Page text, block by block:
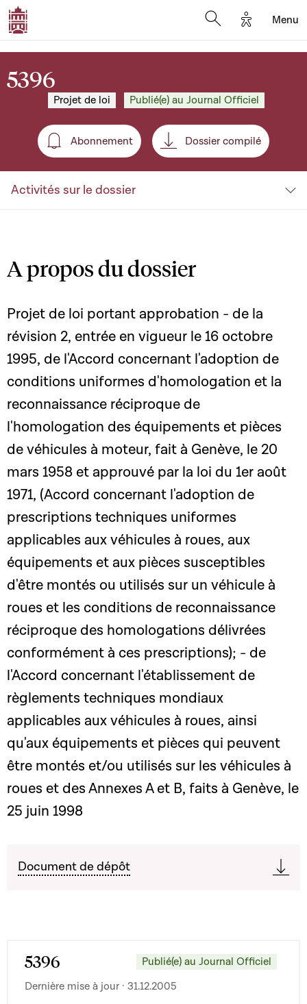
Options
Menu
5396
Projet de loi Publié(e) au Journal Officiel
Abonnement
Abonnement Dossier compilé
Activités sur le dossier
A propos du dossier
Projet de loi portant approbation - de la
révision 2, entrée en vigueur le 16 octobre
1995, de l'Accord concernant l'adoption de
conditions uniformes d'homologation et la
reconnaissance réciproque de
l'homologation des équipements et pièces
de véhicules à moteur, fait à Genève, le 20
mars 1958 et approuvé par la loi du 1er août
1971, (Accord concernant l'adoption de
prescriptions techniques uniformes
applicables aux véhicules à roues, aux
équipements et aux pièces susceptibles
d'être montés ou utilisés sur un véhicule à
roues et les conditions de reconnaissance
réciproque des homologations délivrées
conformément à ces prescriptions); - de
l'Accord concernant l'établissement de
règlements techniques mondiaux
applicables aux véhicules à roues, ainsi
qu'aux équipements et pièces qui peuvent
être montés et/ou utilisés sur les véhicules à
roues et des Annexes A et B, faits à Genève, le
25 juin 1998
Document de dépôt
5396
Publié(e) au Journal Officiel
Dernière mise à jour · 31.12.2005